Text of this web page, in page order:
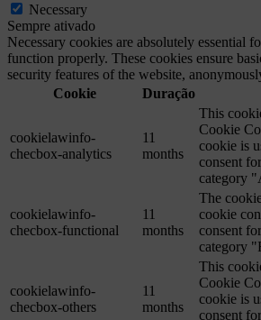
Necessary
Sempre ativado
Necessary cookies are absolutely essential
function properly. These cookies ensure
security features of the website,
Cookie
Duração
cookielawinfo-
checbox-analytics
11
months
This
Cookie
cookie is
consent
category
cookielawinfo-
checbox-functional
11
months
The
cookie
consent
category
cookielawinfo-
checbox-others
11
months
This
Cookie
cookie is
consent